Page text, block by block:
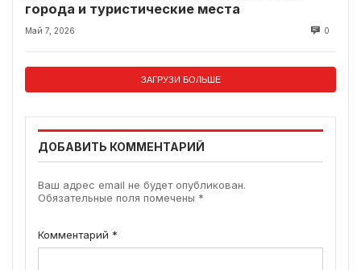
города и туристические места
Май 7, 2026 0
ЗАГРУЗИ БОЛЬШЕ
ДОБАВИТЬ КОММЕНТАРИЙ
Ваш адрес email не будет опубликован.
Обязательные поля помечены *
Комментарий *